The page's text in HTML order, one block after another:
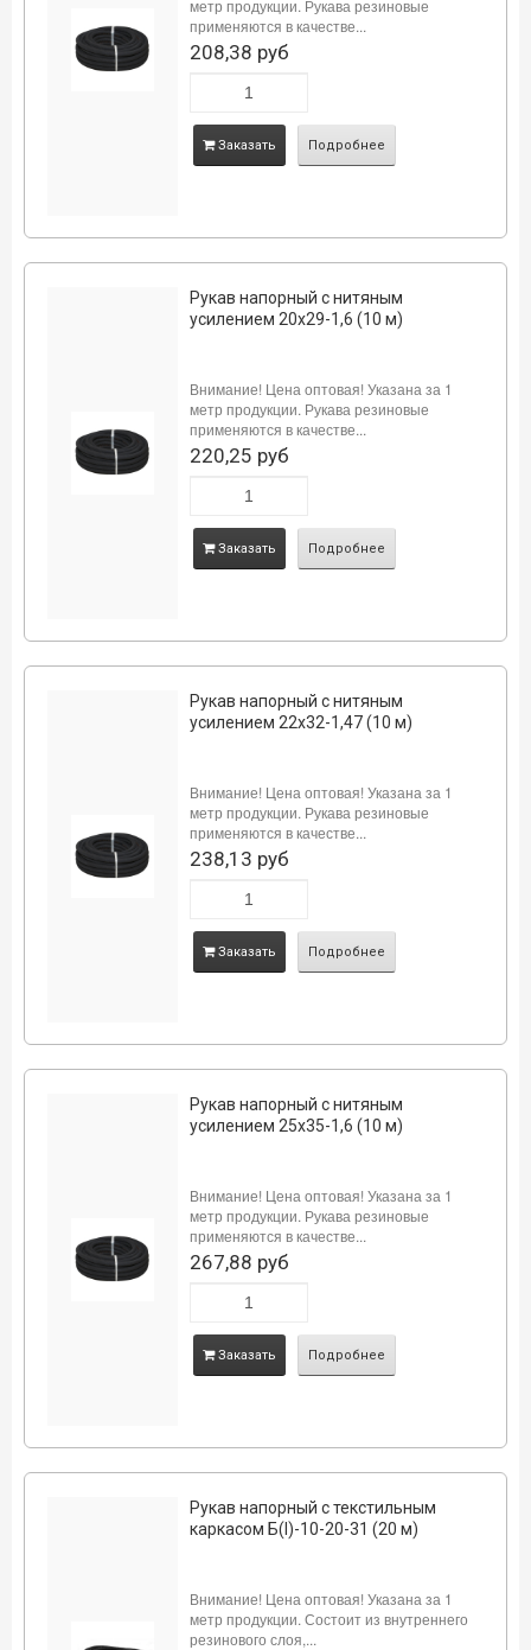
метр продукции. Рукава резиновые
применяются в качестве...
208,38 руб
Заказать Подробнее
Рукав напорный с нитяным
усилением 20х29-1,6 (10 м)
Внимание! Цена оптовая! Указана за 1
метр продукции. Рукава резиновые
применяются в качестве...
220,25 руб
Заказать Подробнее
Рукав напорный с нитяным
усилением 22х32-1,47 (10 м)
Внимание! Цена оптовая! Указана за 1
метр продукции. Рукава резиновые
применяются в качестве...
238,13 руб
Заказать Подробнее
Рукав напорный с нитяным
усилением 25х35-1,6 (10 м)
Внимание! Цена оптовая! Указана за 1
метр продукции. Рукава резиновые
применяются в качестве...
267,88 руб
Заказать Подробнее
Рукав напорный с текстильным
каркасом Б(I)-10-20-31 (20 м)
Внимание! Цена оптовая! Указана за 1
метр продукции. Состоит из внутреннего
резинового слоя,...